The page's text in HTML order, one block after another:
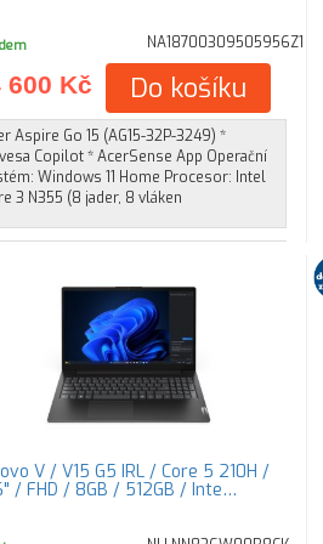
NA18700309505956Z1
600 Kč Do košíku
Aspire Go 15 (AG15-32P-3249) *
Copilot * AcerSense App Operační
Windows 11 Home Procesor: Intel
3 N355 (8 jader, 8 vláken
V / V15 G5 IRL / Core 5 210H /
/ FHD / 8GB / 512GB / Inte…